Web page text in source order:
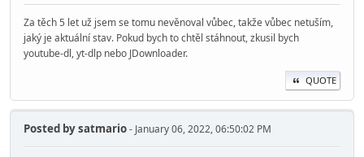
Za těch 5 let už jsem se tomu nevěnoval vůbec, takže vůbec netuším,
jaký je aktuální stav. Pokud bych to chtěl stáhnout, zkusil bych
youtube-dl, yt-dlp nebo JDownloader.
QUOTE
Posted bysatmario- January 06, 2022, 06:50:02 PM